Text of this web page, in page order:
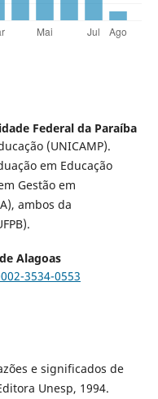
Federal da Paraíba
(UNICAMP).
em Educação
Gestão em
ambos da
Alagoas
3534-0553
e significados de
Unesp, 1994.